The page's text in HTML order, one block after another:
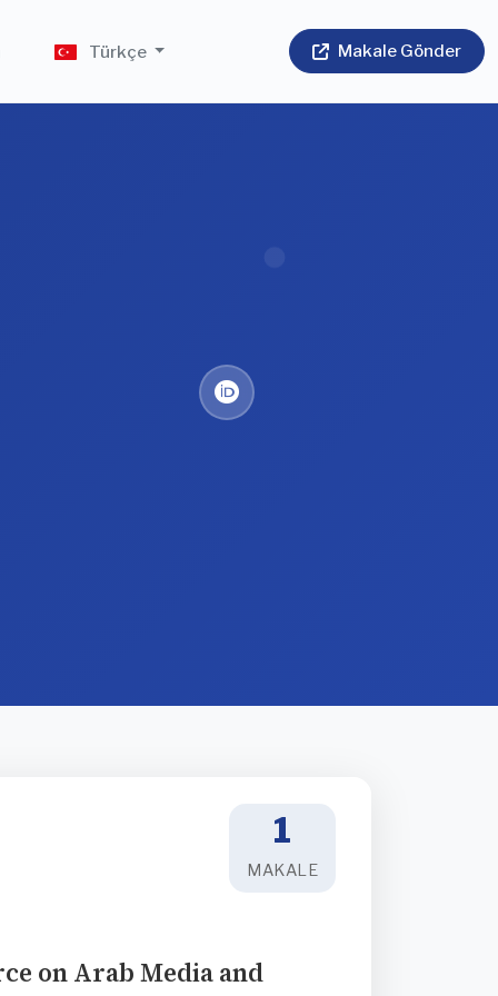
Türkçe Makale Gönder
1
MAKALE
on Arab Media and